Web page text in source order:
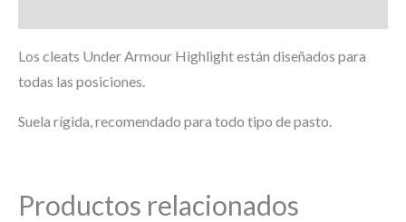
Los cleats Under Armour Highlight están diseñados para
todas las posiciones.
Suela rígida, recomendado para todo tipo de pasto.
Productos relacionados